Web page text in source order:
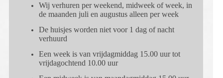
Wij verhuren per weekend, midweek of week, in
de maanden juli en augustus alleen per week
De huisjes worden niet voor 1 dag of nacht
verhuurd
Een week is van vrijdagmiddag 15.00 uur tot
vrijdagochtend 10.00 uur